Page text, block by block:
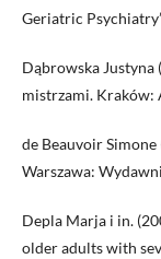
Geriatric
Dąbrowska Justyna
mistrzami. Kraków:
de Beauvoir Simone
Warszawa:
Depla Marja i in.
older adults with